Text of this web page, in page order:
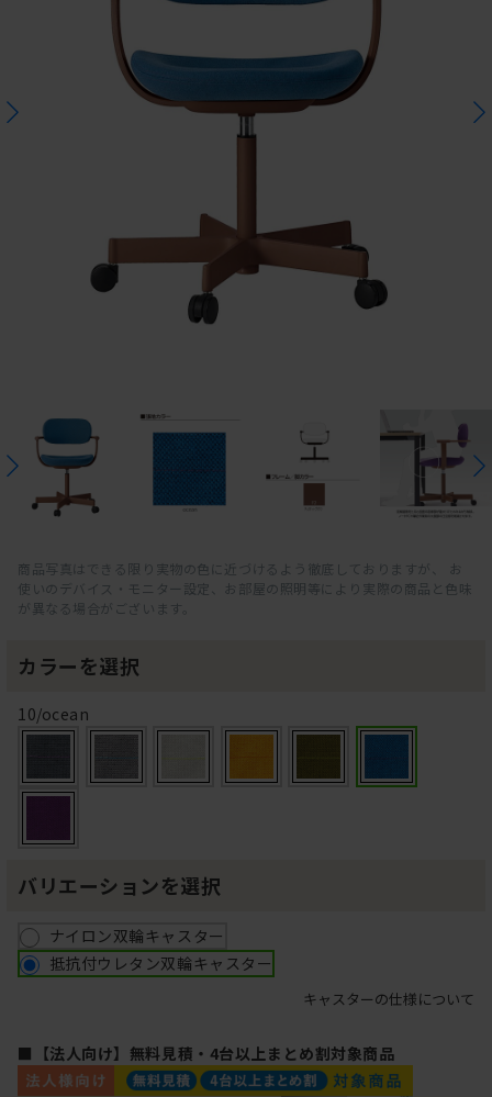
商品写真はできる限り実物の色に近づけるよう徹底しておりますが、 お
使いのデバイス・モニター設定、お部屋の照明等により実際の商品と色味
が異なる場合がございます。
カラーを選択
10/ocean
バリエーションを選択
ナイロン双輪キャスター
抵抗付ウレタン双輪キャスター
キャスターの仕様について
■【法人向け】無料見積・4台以上まとめ割対象商品